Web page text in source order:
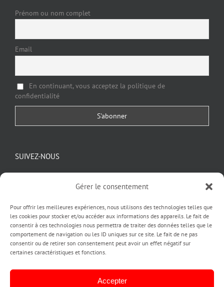
Gérer le consentement
Pour offrir les meilleures expériences, nous utilisons des technologies telles que
les cookies pour stocker et/ou accéder aux informations des appareils. Le fait de
consentir à ces technologies nous permettra de traiter des données telles que le
comportement de navigation ou les ID uniques sur ce site. Le fait de ne pas
consentir ou de retirer son consentement peut avoir un effet négatif sur
certaines caractéristiques et fonctions.
Accepter
Prénom ou nom complet
Email
En continuant, vous acceptez la politique de
confidentialité
SUIVEZ-NOUS
LOGO ET CHARTE GRAPHIQUE |A QUOI SERT UN LOGO |